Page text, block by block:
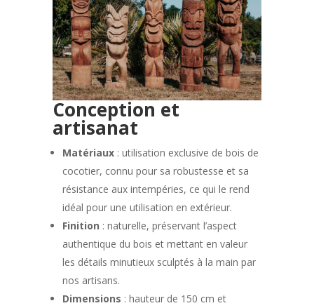
Conception et
artisanat
Matériaux: utilisation exclusive de bois de
cocotier, connu pour sa robustesse et sa
résistance aux intempéries, ce qui le rend
idéal pour une utilisation en extérieur.
Finition : naturelle, préservant l’aspect
authentique du bois et mettant en valeur
les détails minutieux sculptés à la main par
nos artisans.
Dimensions : hauteur de 150 cm et